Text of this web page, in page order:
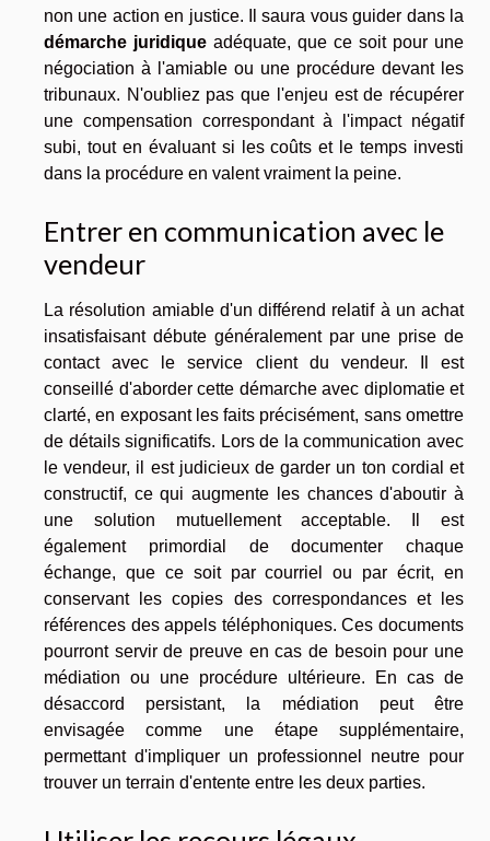
non une action en justice. Il saura vous guider dans la
démarche juridique adéquate, que ce soit pour une
négociation à l'amiable ou une procédure devant les
tribunaux. N'oubliez pas que l'enjeu est de récupérer
une compensation correspondant à l'impact négatif
subi, tout en évaluant si les coûts et le temps investi
dans la procédure en valent vraiment la peine.
Entrer en communication avec le
vendeur
La résolution amiable d'un différend relatif à un achat
insatisfaisant débute généralement par une prise de
contact avec le service client du vendeur. Il est
conseillé d'aborder cette démarche avec diplomatie et
clarté, en exposant les faits précisément, sans omettre
de détails significatifs. Lors de la communication avec
le vendeur, il est judicieux de garder un ton cordial et
constructif, ce qui augmente les chances d'aboutir à
une solution mutuellement acceptable. Il est
également primordial de documenter chaque
échange, que ce soit par courriel ou par écrit, en
conservant les copies des correspondances et les
références des appels téléphoniques. Ces documents
pourront servir de preuve en cas de besoin pour une
médiation ou une procédure ultérieure. En cas de
désaccord persistant, la médiation peut être
envisagée comme une étape supplémentaire,
permettant d'impliquer un professionnel neutre pour
trouver un terrain d'entente entre les deux parties.